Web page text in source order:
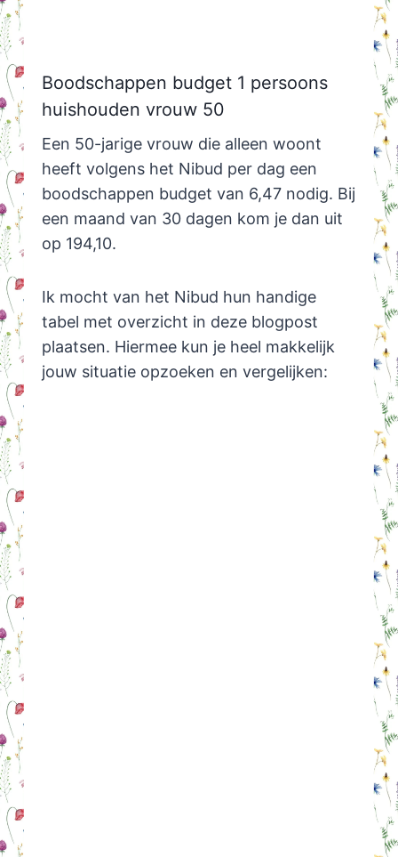
Boodschappen budget 1 persoons
huishouden vrouw 50
Een 50-jarige vrouw die alleen woont
heeft volgens het Nibud per dag een
boodschappen budget van 6,47 nodig. Bij
een maand van 30 dagen kom je dan uit
op 194,10.
Ik mocht van het Nibud hun handige
tabel met overzicht in deze blogpost
plaatsen. Hiermee kun je heel makkelijk
jouw situatie opzoeken en vergelijken: